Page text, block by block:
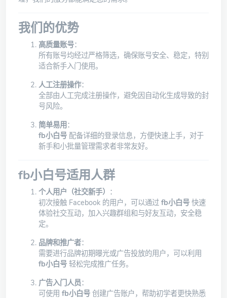
我们的优势
高质量账号：
所有账号均经过严格筛选，确保账号安全、稳定，特别
适合新手入门使用。
人工注册操作：
全部由人工完成注册操作，避免因自动化生成导致的封
号风险。
简单易用 ：
fb小白号 配备详细的登录信息，方便快速上手，对于
新手和小批量管理需求者非常友好。
fb小白号适用人群
个人用户（社交新手） ：
初次接触 Facebook 的用户，可以通过 fb小白号 快速
体验社交互动，加入兴趣群组和与好友互动，安全稳
定。
品牌和推广者：
需要进行品牌初期曝光或广告投放的用户，可以利用
fb小白号 轻松完成推广任务。
广告入门人员：
可使用 fb小白号 创建广告账户，帮助初学者更快熟悉